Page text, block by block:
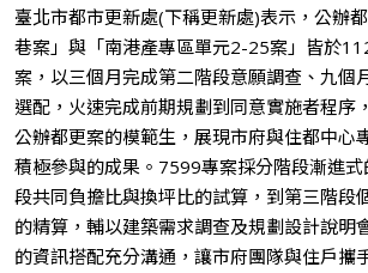
臺北市都市更新處(下稱更新處)表示，公辦
巷案」與「南港產專區單元2-25案」皆於
案，以三個月完成第二階段意願調查、九個
選配，火速完成前期規劃到同意實施者程序
公辦都更案的模範生，展現市府與住都中心
積極參與的成果。7599專案採分階段漸進
段共同負擔比與換坪比的試算，到第三階段
的精算，輔以建築需求調查及規劃設計說明
的資訊搭配充分溝通，讓市府團隊與住戶攜